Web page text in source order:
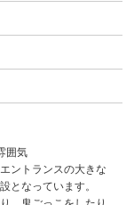
囲気
ントランスの大きな
となっています。